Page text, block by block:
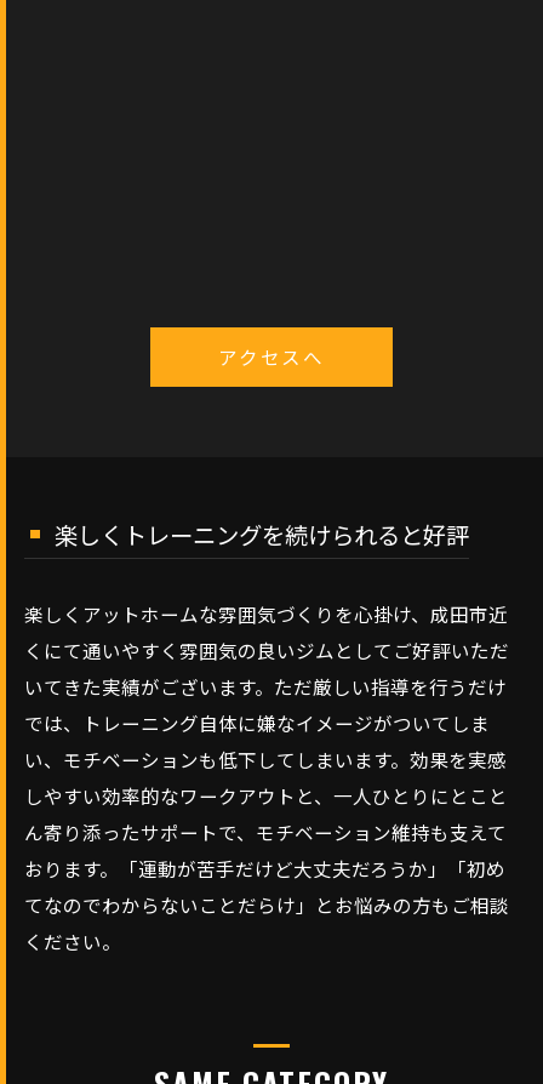
アクセスへ
楽しくトレーニングを続けられると好評
楽しくアットホームな雰囲気づくりを心掛け、成田市近
くにて通いやすく雰囲気の良いジムとしてご好評いただ
いてきた実績がございます。ただ厳しい指導を行うだけ
では、トレーニング自体に嫌なイメージがついてしま
い、モチベーションも低下してしまいます。効果を実感
しやすい効率的なワークアウトと、一人ひとりにとこと
ん寄り添ったサポートで、モチベーション維持も支えて
おります。「運動が苦手だけど大丈夫だろうか」「初め
てなのでわからないことだらけ」とお悩みの方もご相談
ください。